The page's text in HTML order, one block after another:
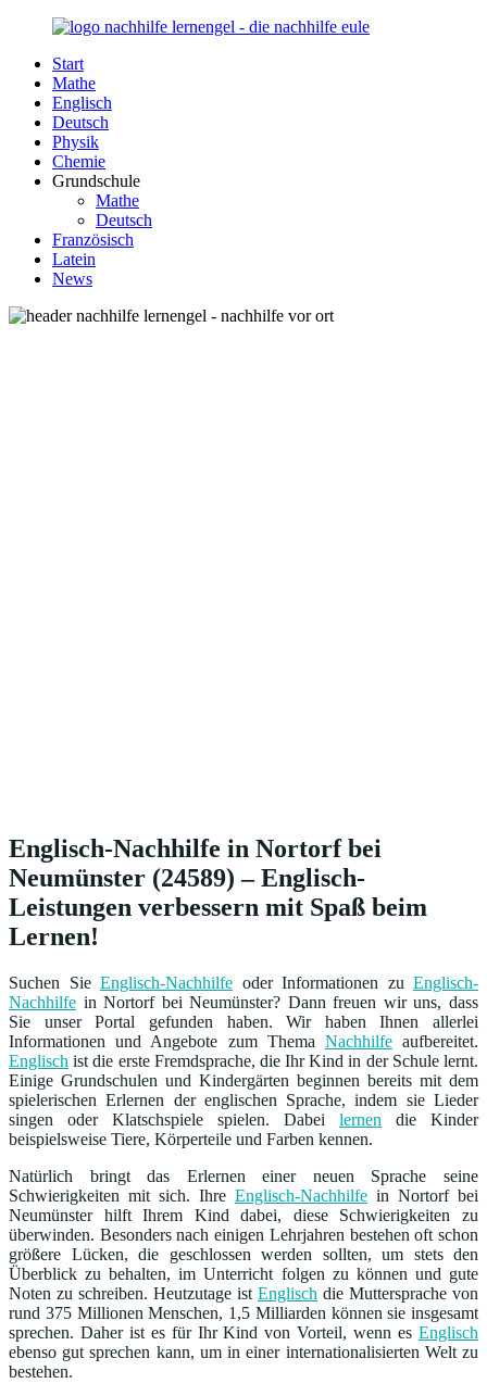
Zurück
Inhalt
Nachhilfe-
Lernengel.de
Unsere
Nachhilfe-
Eule
berät
zum
Damit
Lernen
Spaß
Start
Mathe
Englisch
Deutsch
Physik
Chemie
Grundschule
Mathe
Deutsch
Französisch
Latein
News
Englisch-Nachhilfe in Nortorf bei
Neumünster (24589) – Englisch-
Leistungen verbessern mit Spaß beim
Lernen!
Suchen Sie Englisch-Nachhilfe oder Informationen zu Englisch-
Nachhilfe in Nortorf bei Neumünster? Dann freuen wir uns, dass
Sie unser Portal gefunden haben. Wir haben Ihnen allerlei
Informationen und Angebote zum Thema Nachhilfeaufbereitet.
Englisch ist die erste Fremdsprache, die Ihr Kind in der Schule lernt.
Einige Grundschulen und Kindergärten beginnen bereits mit dem
spielerischen Erlernen der englischen Sprache, indem sie Lieder
singen oder Klatschspiele spielen. Dabei lernen die Kinder
beispielsweise Tiere, Körperteile und Farben kennen.
Natürlich bringt das Erlernen einer neuen Sprache seine
Schwierigkeiten mit sich. Ihre Englisch-Nachhilfe in Nortorf bei
Neumünster hilft Ihrem Kind dabei, diese Schwierigkeiten zu
überwinden. Besonders nach einigen Lehrjahren bestehen oft schon
größere Lücken, die geschlossen werden sollten, um stets den
Überblick zu behalten, im Unterricht folgen zu können und gute
Noten zu schreiben. Heutzutage ist Englisch die Muttersprache von
rund 375 Millionen Menschen, 1,5 Milliarden können sie insgesamt
sprechen. Daher ist es für Ihr Kind von Vorteil, wenn es Englisch
ebenso gut sprechen kann, um in einer internationalisierten Welt zu
bestehen.